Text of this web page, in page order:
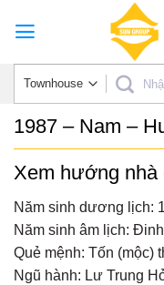
1987 – Nam –
Xem hướng nhà
Năm sinh dương lịch:
Năm sinh âm lịch:
Quẻ mệnh: Tốn (mộc)
Ngũ hành: Lư Trung